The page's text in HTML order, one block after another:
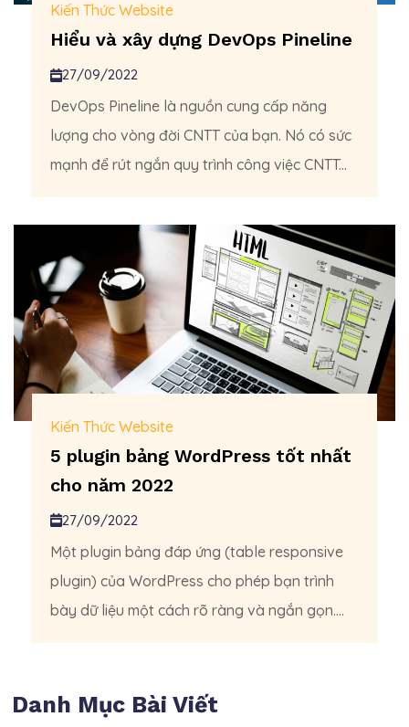
Kiến Thức Website
Hiểu và xây dựng DevOps Pineline
27/09/2022
DevOps Pineline là nguồn cung cấp năng
lượng cho vòng đời CNTT của bạn. Nó có sức
mạnh để rút ngắn quy trình công việc CNTT...
Kiến Thức Website
5 plugin bảng WordPress tốt nhất
cho năm 2022
27/09/2022
Một plugin bảng đáp ứng (table responsive
plugin) của WordPress cho phép bạn trình
bày dữ liệu một cách rõ ràng và ngắn gọn....
Danh Mục Bài Viết